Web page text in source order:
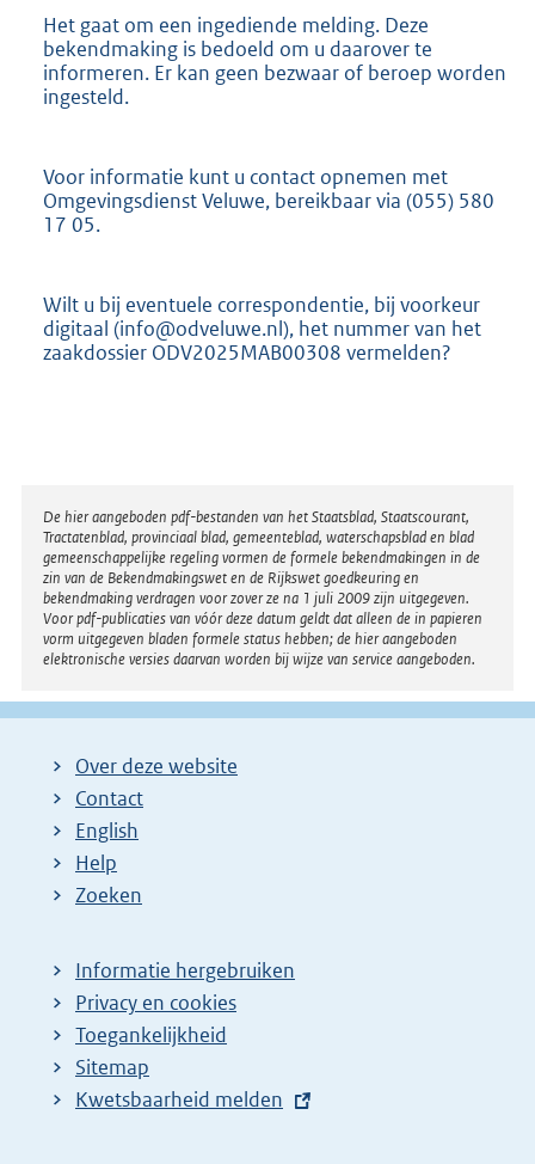
Het gaat om een ingediende melding. Deze
bekendmaking is bedoeld om u daarover te
informeren. Er kan geen bezwaar of beroep worden
ingesteld.
Voor informatie kunt u contact opnemen met
Omgevingsdienst Veluwe, bereikbaar via (055) 580
17 05.
Wilt u bij eventuele correspondentie, bij voorkeur
digitaal (info@odveluwe.nl), het nummer van het
zaakdossier ODV2025MAB00308 vermelden?
Disclaimer
De hier aangeboden pdf-bestanden van het Staatsblad, Staatscourant,
Tractatenblad, provinciaal blad, gemeenteblad, waterschapsblad en blad
gemeenschappelijke regeling vormen de formele bekendmakingen in de
zin van de Bekendmakingswet en de Rijkswet goedkeuring en
bekendmaking verdragen voor zover ze na 1 juli 2009 zijn uitgegeven.
Voor pdf-publicaties van vóór deze datum geldt dat alleen de in papieren
vorm uitgegeven bladen formele status hebben; de hier aangeboden
elektronische versies daarvan worden bij wijze van service aangeboden.
Over deze website
Contact
English
Help
Zoeken
Informatie hergebruiken
Privacy en cookies
Toegankelijkheid
Sitemap
E
Kwetsbaarheid melden